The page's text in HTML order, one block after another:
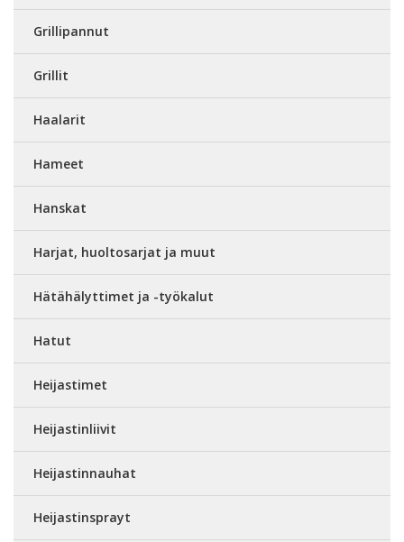
Grillipannut
Grillit
Haalarit
Hameet
Hanskat
Harjat, huoltosarjat ja muut
Hätähälyttimet ja -työkalut
Hatut
Heijastimet
Heijastinliivit
Heijastinnauhat
Heijastinsprayt